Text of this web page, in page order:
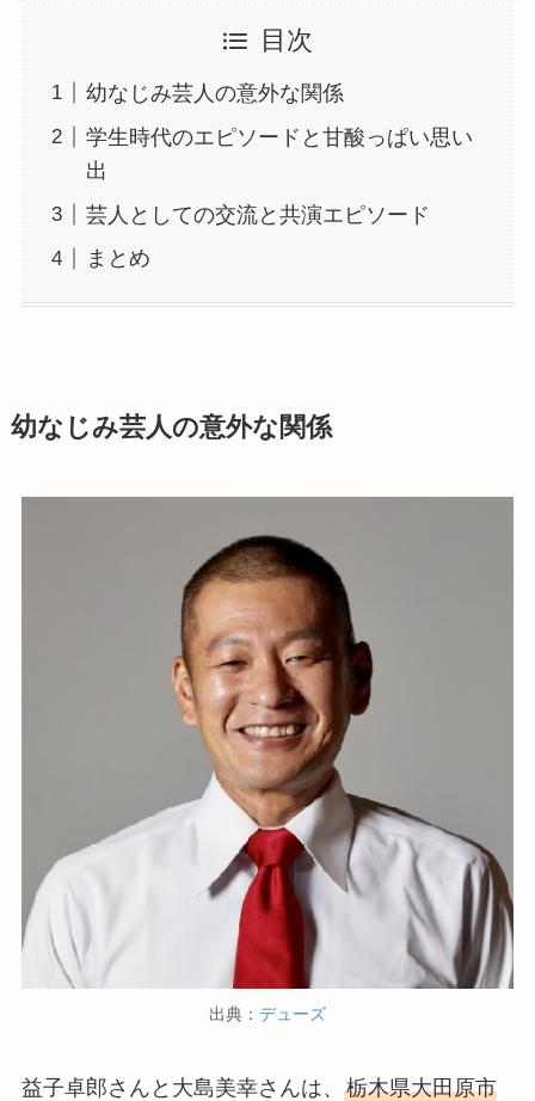
目次
幼なじみ芸人の意外な関係
学生時代のエピソードと甘酸っぱい思い
出
芸人としての交流と共演エピソード
まとめ
幼なじみ芸人の意外な関係
出典： デューズ
益子卓郎さんと大島美幸さんは、 栃木県大田原市